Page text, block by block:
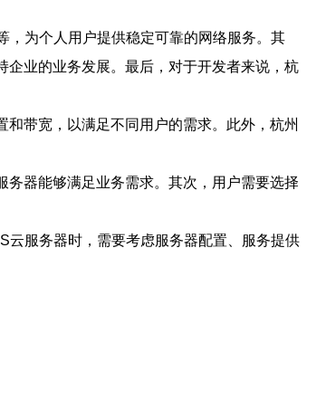
，为个人用户提供稳定可靠的网络服务。其
业的业务发展。最后，对于开发者来说，杭
带宽，以满足不同用户的需求。此外，杭州
器能够满足业务需求。其次，用户需要选择
云服务器时，需要考虑服务器配置、服务提供